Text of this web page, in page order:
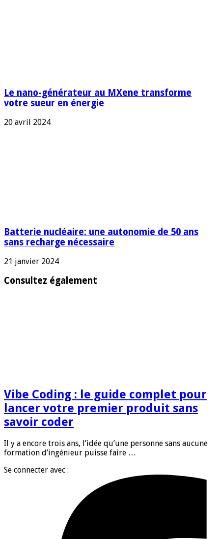
Le nano-générateur au MXene transforme
votre sueur en énergie
20 avril 2024
Batterie nucléaire: une autonomie de 50 ans
sans recharge nécessaire
21 janvier 2024
Consultez également
Vibe Coding : le guide complet pour
lancer votre premier produit sans
savoir coder
Il y a encore trois ans, l’idée qu’une personne sans aucune
formation d’ingénieur puisse faire …
Se connecter avec :